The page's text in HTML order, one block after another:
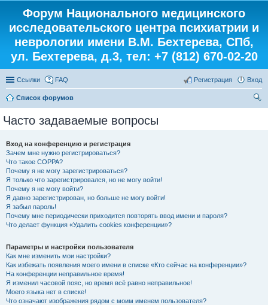
Форум Национального медицинского
исследовательского центра психиатрии и
неврологии имени В.М. Бехтерева, СПб,
ул. Бехтерева, д.3, тел: +7 (812) 670-02-20
Ссылки FAQ Вход
Регистрация
Список форумов
Часто задаваемые вопросы
Вход на конференцию и регистрация
Зачем мне нужно регистрироваться?
Что такое COPPA?
Почему я не могу зарегистрироваться?
Я только что зарегистрировался, но не могу войти!
Почему я не могу войти?
Я давно зарегистрирован, но больше не могу войти!
Я забыл пароль!
Почему мне периодически приходится повторять ввод имени и пароля?
Что делает функция «Удалить cookies конференции»?
Параметры и настройки пользователя
Как мне изменить мои настройки?
Как избежать появления моего имени в списке «Кто сейчас на конференции»?
На конференции неправильное время!
Я изменил часовой пояс, но время всё равно неправильное!
Моего языка нет в списке!
Что означают изображения рядом с моим именем пользователя?